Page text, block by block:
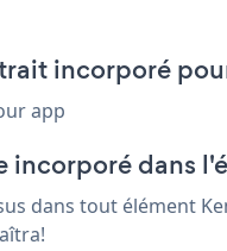
incorporé
app
dans
dans tout élément